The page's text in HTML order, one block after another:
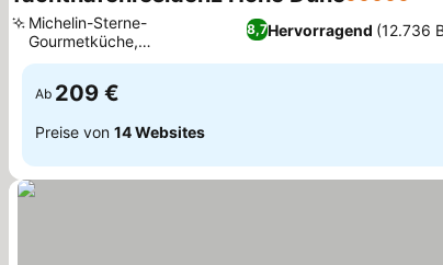
5 Sterne
8,7Hervorragend (12.736
Michelin-Sterne-
Gourmetküche,
Preisgekröntes Hohe Düne
Ab 209 €
Preise von 14 Websites